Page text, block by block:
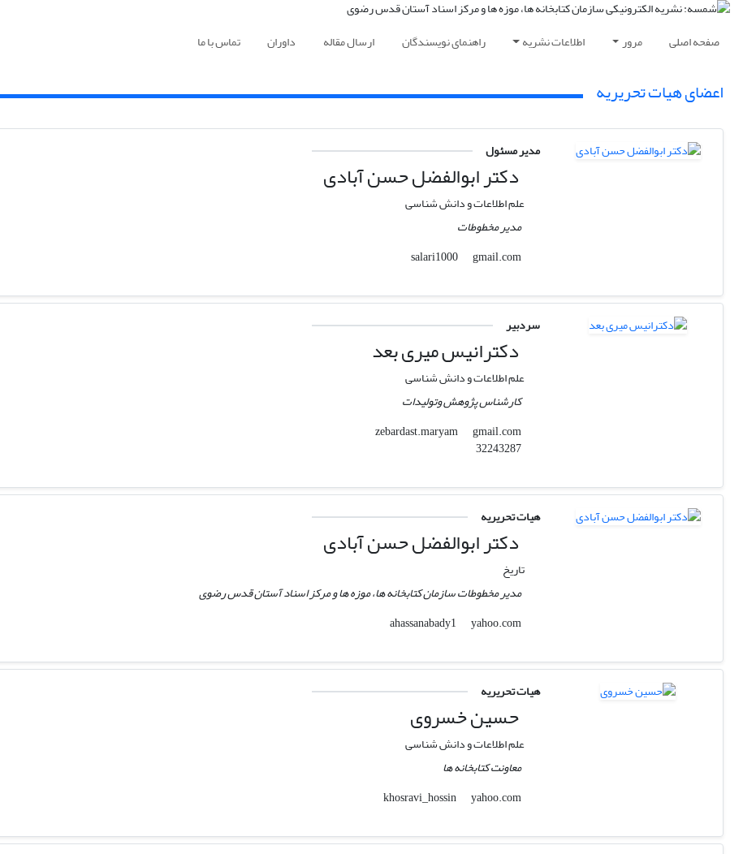
صفحه اصلی مرور اطلاعات نشریه راهنمای نویسندگان ارسال مقاله داوران تماس با ما
اعضای هیات تحریریه
مدیر مسئول
دکتر ابوالفضل حسن آبادی
علم اطلاعات و دانش شناسی
مدیر مخطوطات
salari1000
gmail.com
سردبیر
دکترانیس میری بعد
علم اطلاعات و دانش شناسی
کارشناس پژوهش وتولیدات
zebardast.maryam
gmail.com
32243287
هیات تحریریه
دکتر ابوالفضل حسن آبادی
تاریخ
مدیر مخطوطات سازمان کتابخانه ها، موزه ها و مرکز اسناد آستان قدس رضوی
ahassanabady1
yahoo.com
هیات تحریریه
حسین خسروی
علم اطلاعات و دانش شناسی
معاونت کتابخانه ها
khosravi_hossin
yahoo.com